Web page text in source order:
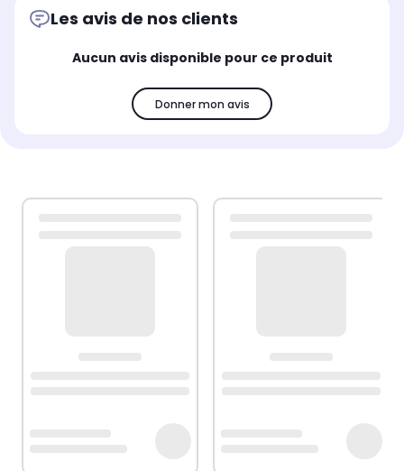
Les avis de nos clients
Aucun avis disponible pour ce produit
Donner mon avis